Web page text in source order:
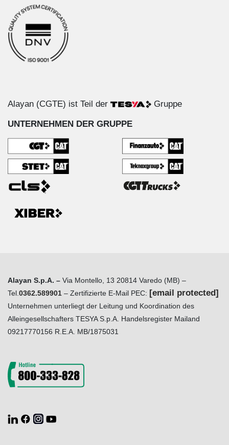
Alayan (CGTE) ist Teil der Gruppe
UNTERNEHMEN DER GRUPPE
Alayan S.p.A. – Via Montello, 13 20814 Varedo (MB) –
Tel. 0362.589901 – Zertifizierte E-Mail PEC: [email protected]
Unternehmen unterliegt der Leitung und Koordination des
Alleingesellschafters TESYA S.p.A. Handelsregister Mailand
09217770156 R.E.A. MB/1875031